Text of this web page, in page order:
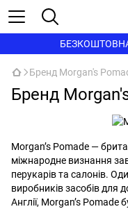
Бренд Morgan's
Бренд
Morgan’s Pomade —
міжнародне визнання
перукарів та салонів.
виробників засобів для
Англії, Morgan’s Pomade